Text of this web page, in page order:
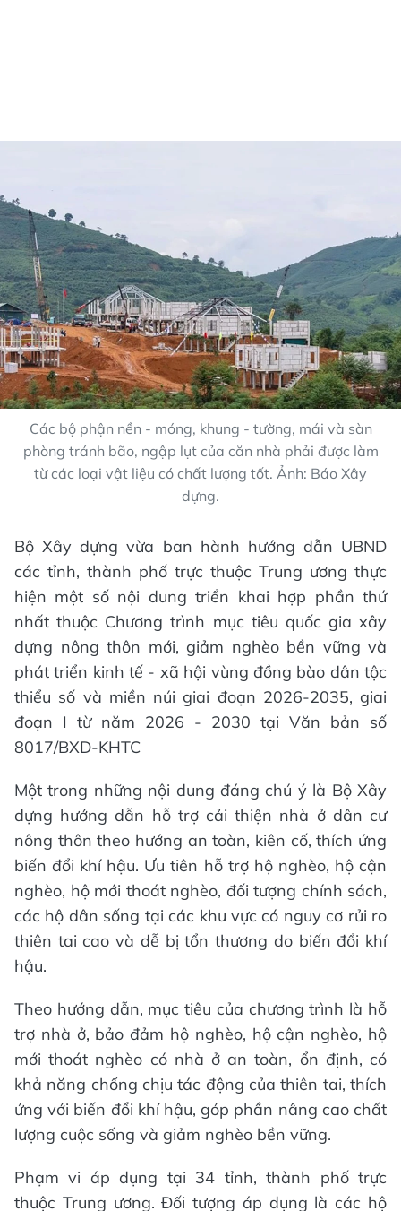
Các bộ phận nền - móng, khung - tường, mái và sàn
phòng tránh bão, ngập lụt của căn nhà phải được làm
từ các loại vật liệu có chất lượng tốt. Ảnh: Báo Xây
dựng.
Bộ Xây dựng vừa ban hành hướng dẫn UBND
các tỉnh, thành phố trực thuộc Trung ương thực
hiện một số nội dung triển khai hợp phần thứ
nhất thuộc Chương trình mục tiêu quốc gia xây
dựng nông thôn mới, giảm nghèo bền vững và
phát triển kinh tế - xã hội vùng đồng bào dân tộc
thiểu số và miền núi giai đoạn 2026-2035, giai
đoạn I từ năm 2026 - 2030 tại Văn bản số
8017/BXD-KHTC
Một trong những nội dung đáng chú ý là Bộ Xây
dựng hướng dẫn hỗ trợ cải thiện nhà ở dân cư
nông thôn theo hướng an toàn, kiên cố, thích ứng
biến đổi khí hậu. Ưu tiên hỗ trợ hộ nghèo, hộ cận
nghèo, hộ mới thoát nghèo, đối tượng chính sách,
các hộ dân sống tại các khu vực có nguy cơ rủi ro
thiên tai cao và dễ bị tổn thương do biến đổi khí
hậu.
Theo hướng dẫn, mục tiêu của chương trình là hỗ
trợ nhà ở, bảo đảm hộ nghèo, hộ cận nghèo, hộ
mới thoát nghèo có nhà ở an toàn, ổn định, có
khả năng chống chịu tác động của thiên tai, thích
ứng với biến đổi khí hậu, góp phần nâng cao chất
lượng cuộc sống và giảm nghèo bền vững.
Phạm vi áp dụng tại 34 tỉnh, thành phố trực
thuộc Trung ương. Đối tượng áp dụng là các hộ